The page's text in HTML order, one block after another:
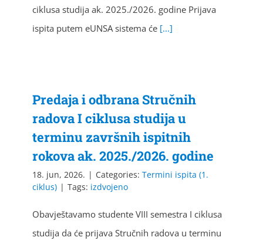
ciklusa studija ak. 2025./2026. godine Prijava
ispita putem eUNSA sistema će [...]
Predaja i odbrana Stručnih
radova I ciklusa studija u
terminu završnih ispitnih
rokova ak. 2025./2026. godine
18. jun, 2026. | Categories: Termini ispita (1.
ciklus) | Tags: izdvojeno
Obavještavamo studente VIII semestra I ciklusa
studija da će prijava Stručnih radova u terminu